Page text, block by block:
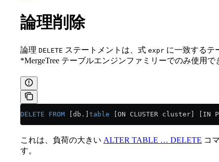
論理削除
論理 DELETE ステートメントは、式 expr に一致するテ
*MergeTree テーブルエンジンファミリーでのみ使用で
DELETE FROM [db.] table [ON CLUSTER cluster] [IN
これは、負荷の大きい ALTER TABLE … DELETE コ
す。